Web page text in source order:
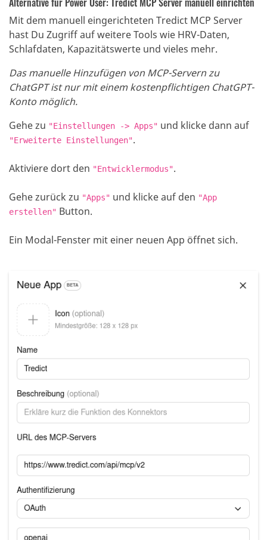
Mit dem manuell eingerichteten Tredict MCP Server
hast Du Zugriff auf weitere Tools wie HRV-Daten,
Schlafdaten, Kapazitätswerte und vieles mehr.
Das manuelle Hinzufügen von MCP-Servern zu
ChatGPT ist nur mit einem kostenpflichtigen ChatGPT-
Konto möglich.
Gehe zu "Einstellungen -> Apps" und klicke dann auf
"Erweiterte Einstellungen".
Aktiviere dort den "Entwicklermodus".
Gehe zurück zu "Apps" und klicke auf den "App
erstellen" Button.
Ein Modal-Fenster mit einer neuen App öffnet sich.